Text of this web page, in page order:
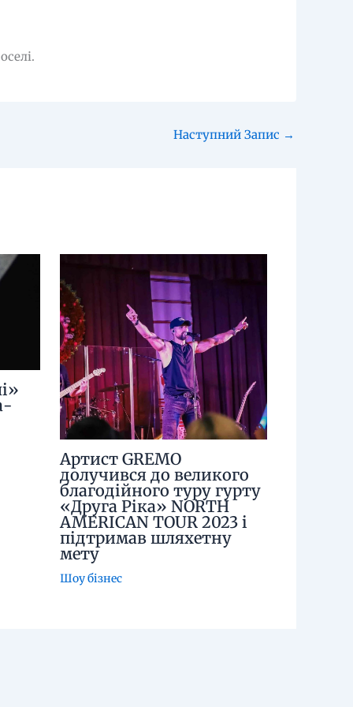
Наступний Запис →
Артист GREMO
долучився до великого
благодійного туру гурту
«Друга Ріка» NORTH
AMERICAN TOUR 2023 і
підтримав шляхетну
мету
Шоу бізнес